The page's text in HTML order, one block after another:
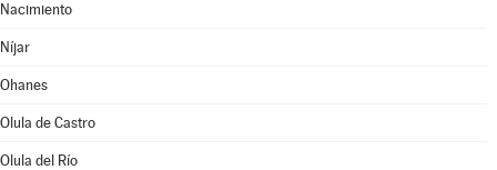
Nacimiento
Níjar
Ohanes
Olula de Castro
Olula del Río